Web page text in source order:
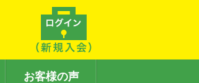
お客様の声